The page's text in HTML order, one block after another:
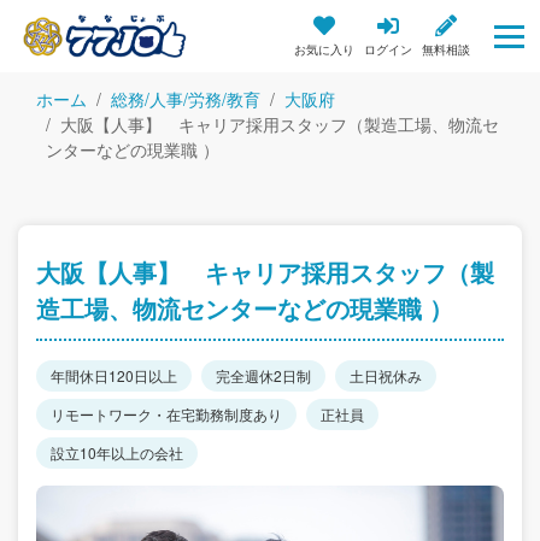
お気に入り ログイン 無料相談
ホーム 総務/人事/労務/教育
大阪府
大阪【人事】 キャリア採用スタッフ（製造工場、物流セ
ンターなどの現業職 ）
大阪【人事】 キャリア採用スタッフ（製
造工場、物流センターなどの現業職 ）
年間休日120日以上 完全週休2日制
土日祝休み
リモートワーク・在宅勤務制度あり
正社員
設立10年以上の会社